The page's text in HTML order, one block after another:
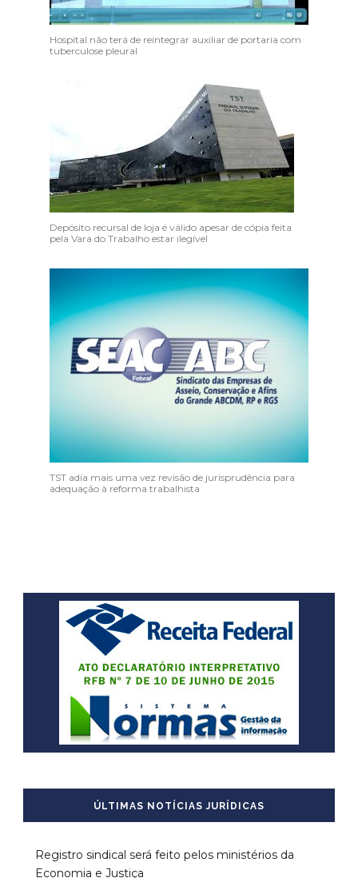
Hospital não terá de reintegrar auxiliar de portaria com
tuberculose pleural
Depósito recursal de loja é válido apesar de cópia feita
pela Vara do Trabalho estar ilegível
TST adia mais uma vez revisão de jurisprudência para
adequação à reforma trabalhista
ÚLTIMAS NOTÍCIAS JURÍDICAS
Registro sindical será feito pelos ministérios da
Economia e Justiça